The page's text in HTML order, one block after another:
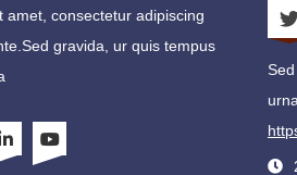
amet, consectetur adipiscing
gravida, ur quis tempus